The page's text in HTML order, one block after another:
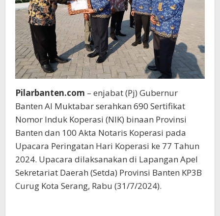
Banten
Pilarbanten.com – enjabat (Pj) Gubernur
Banten Al Muktabar serahkan 690 Sertifikat
Nomor Induk Koperasi (NIK) binaan Provinsi
Banten dan 100 Akta Notaris Koperasi pada
Upacara Peringatan Hari Koperasi ke 77 Tahun
2024. Upacara dilaksanakan di Lapangan Apel
Sekretariat Daerah (Setda) Provinsi Banten KP3B
Curug Kota Serang, Rabu (31/7/2024).